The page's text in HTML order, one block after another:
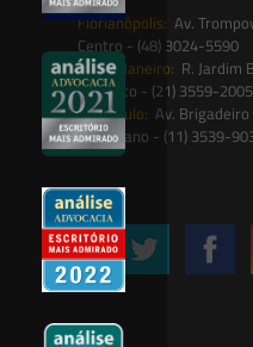
Florianópolis: Av.
Centro - (48) 3024-5590
Rio de Janeiro: R. Jardim
Botânico - (21) 3559-2005
São Paulo: Av. Brigadeiro
Paulistano - (11) 3539-
Siga-nos